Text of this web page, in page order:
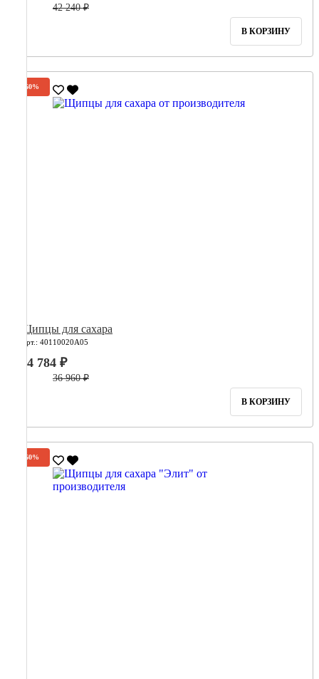
42 240 ₽
В КОРЗИНУ
-60%
Щипцы для сахара
Арт.: 40110020А05
14 784 ₽
36 960 ₽
В КОРЗИНУ
-60%